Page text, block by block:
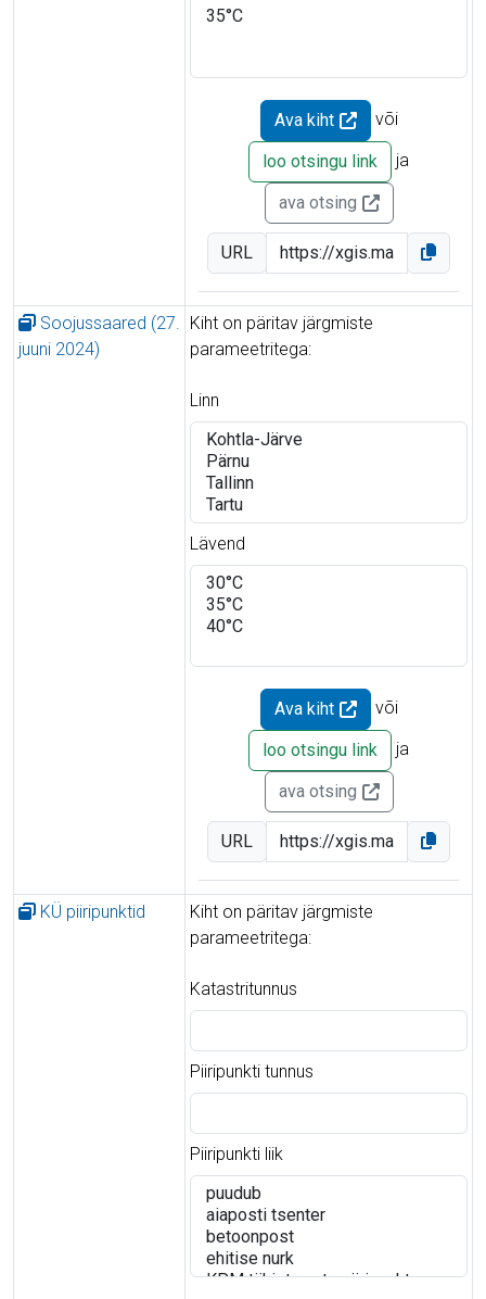
Ava kiht või
loo otsingu link ja
ava otsing
URL
Soojussaared (27.
juuni 2024)
Kiht on päritav järgmiste
parameetritega:
Linn
Lävend
Ava kiht või
loo otsingu link ja
ava otsing
URL
KÜ piiripunktid
Kiht on päritav järgmiste
parameetritega:
Katastritunnus
Piiripunkti tunnus
Piiripunkti liik